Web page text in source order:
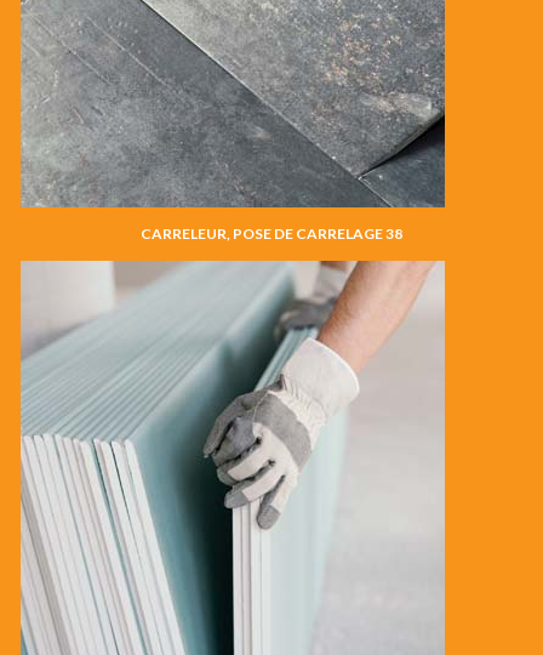
CARRELEUR, POSE DE CARRELAGE 38